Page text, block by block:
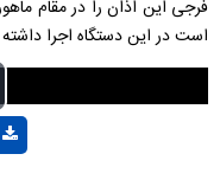
فرجی این اذان را در مقام
است در این دستگاه اجرا